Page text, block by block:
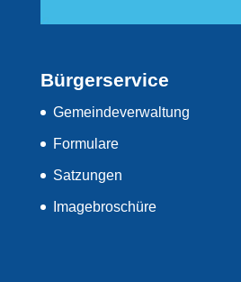
Bürgerservice
Gemeindeverwaltung
Formulare
Satzungen
Imagebroschüre